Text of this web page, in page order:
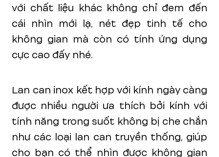
với chất liệu khác không chỉ đem đến
cái nhìn mới lạ, nét đẹp tinh tế cho
không gian mà còn có tính ứng dụng
cực cao đấy nhé.
Lan can inox kết hợp với kính ngày càng
được nhiều người ưa thích bởi kính với
tính năng trong suốt không bị che chắn
như các loại lan can truyền thống, giúp
cho bạn có thể nhìn được không gian